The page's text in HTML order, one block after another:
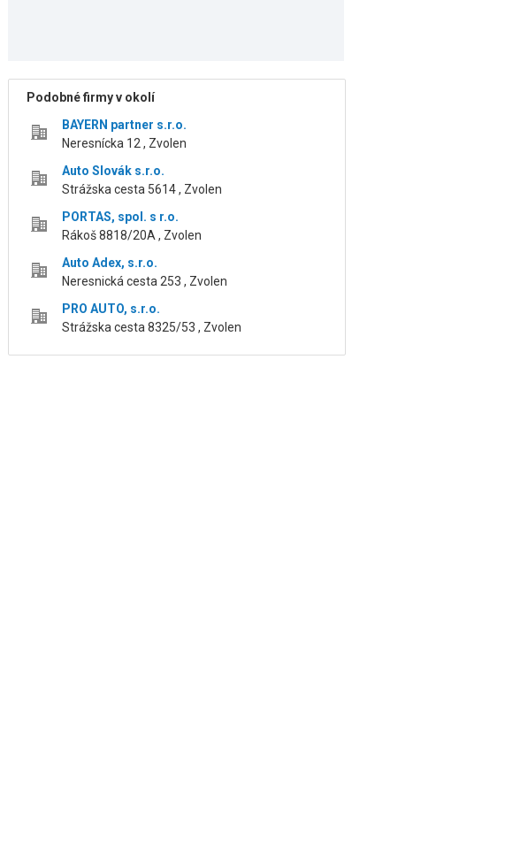
Podobné firmy v okolí
BAYERN partner s.r.o.
Neresnícka 12 , Zvolen
Auto Slovák s.r.o.
Strážska cesta 5614 , Zvolen
PORTAS, spol. s r.o.
Rákoš 8818/20A , Zvolen
Auto Adex, s.r.o.
Neresnická cesta 253 , Zvolen
PRO AUTO, s.r.o.
Strážska cesta 8325/53 , Zvolen